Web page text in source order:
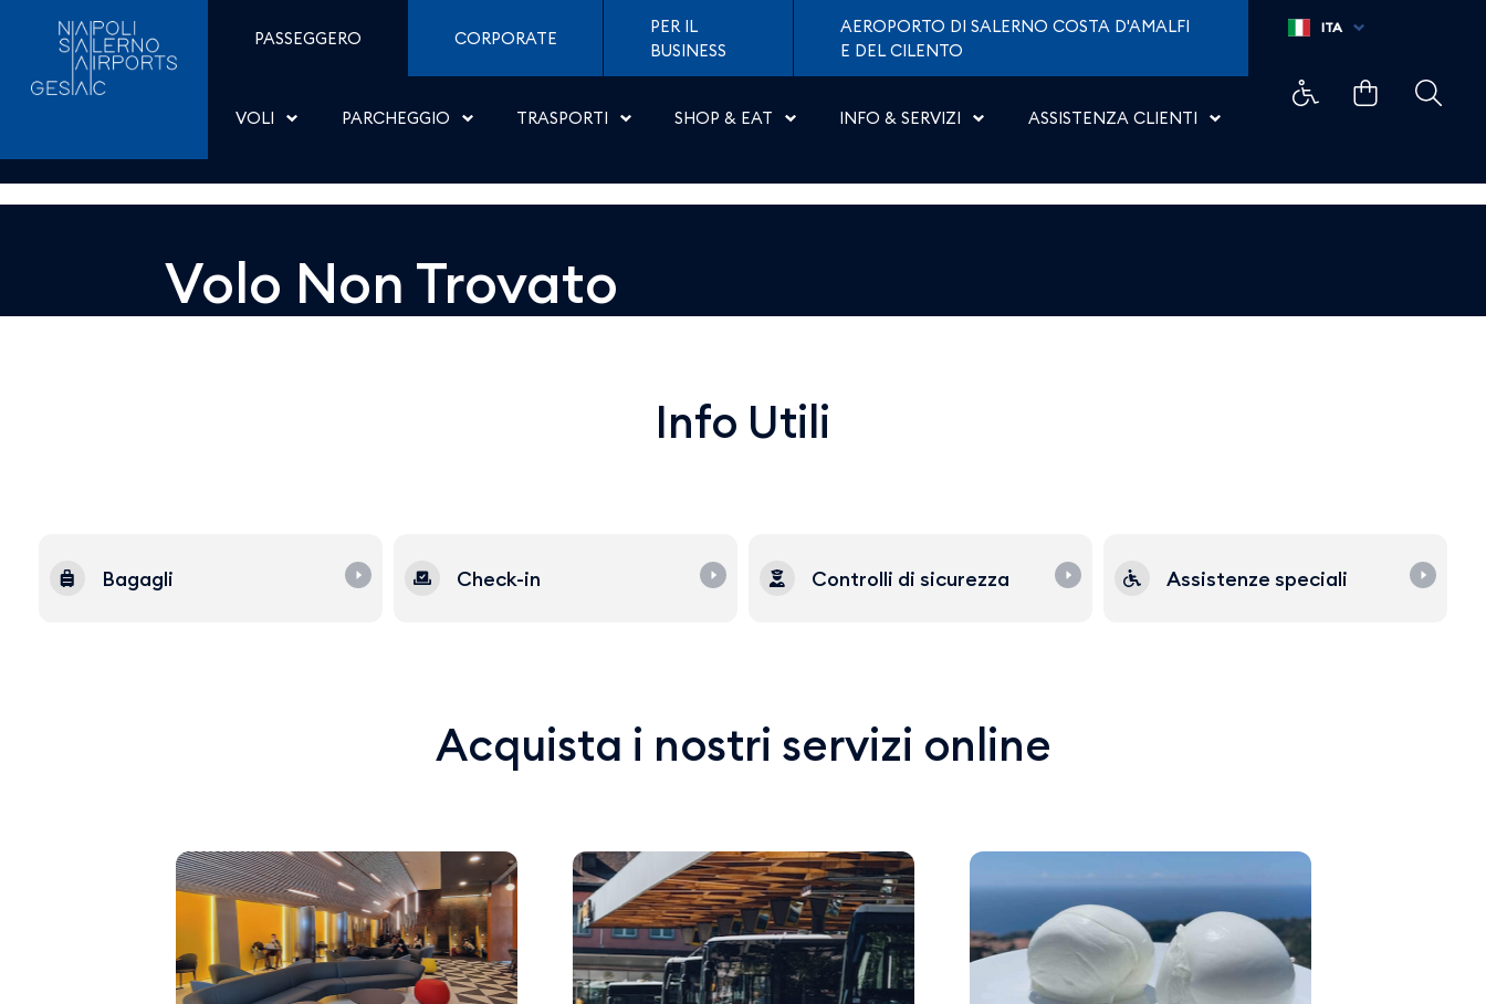
Salta al contenuto
Dettaglio - Aeroporti di Napoli
PASSEGGERO CORPORATE
PER IL
BUSINESS
AEROPORTO DI SALERNO COSTA D'AMALFI
E DEL CILENTO
VOLI PARCHEGGIO TRASPORTI SHOP & EAT INFO & SERVIZI ASSISTENZA CLIENTI
ITA
Volo Non Trovato
Info Utili
Bagagli Check-in Controlli di sicurezza Assistenze speciali
Acquista i nostri servizi online